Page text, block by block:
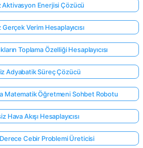
Aktivasyon Enerjisi Çözücü
Verim Hesaplayıcısı
Toplama Özelliği Hesaplayıcısı
Adyabatik Süreç Çözücü
Matematik Öğretmeni Sohbet Robotu
Hava Akışı Hesaplayıcısı
Cebir Problemi Üreticisi